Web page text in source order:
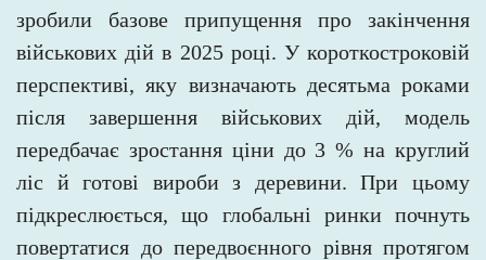
зробили базове припущення про закінчення
військових дій в 2025 році. У короткостроковій
перспективі, яку визначають десятьма роками
після завершення військових дій, модель
передбачає зростання ціни до 3 % на круглий
ліс й готові вироби з
деревини. При цьому
підкреслюється, що глобальні ринки почнуть
повертатися до передвоєнного рівня протягом